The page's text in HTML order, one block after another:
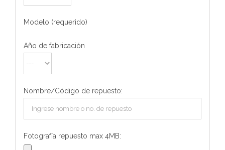
Modelo (requerido)
Año de fabricación
Nombre/Código de repuesto:
Fotografía repuesto max 4MB: